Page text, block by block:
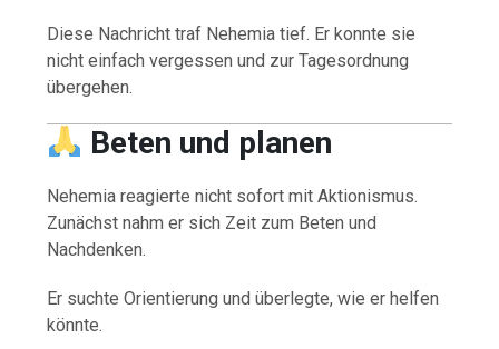
Diese Nachricht traf Nehemia tief. Er konnte sie
nicht einfach vergessen und zur Tagesordnung
übergehen.
Beten und planen
Nehemia reagierte nicht sofort mit Aktionismus.
Zunächst nahm er sich Zeit zum Beten und
Nachdenken.
Er suchte Orientierung und überlegte, wie er helfen
könnte.